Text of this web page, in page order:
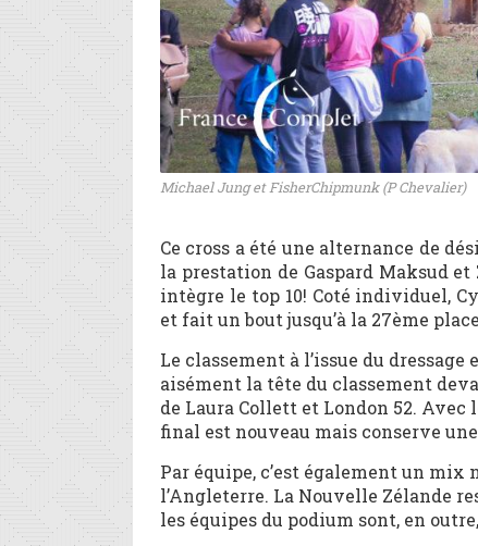
Michael Jung et FisherChipmunk (P Chevalier)
Ce cross a été une alternance de
la prestation de Gaspard Maksud
intègre le top 10! Coté individuel,
et fait un bout jusqu’à la 27ème
Le classement à l’issue du
aisément la tête du classement
de Laura Collett et London 52.
final est nouveau mais conserve
Par équipe, c’est également un
l’Angleterre. La Nouvelle Zélande
les équipes du podium sont, en